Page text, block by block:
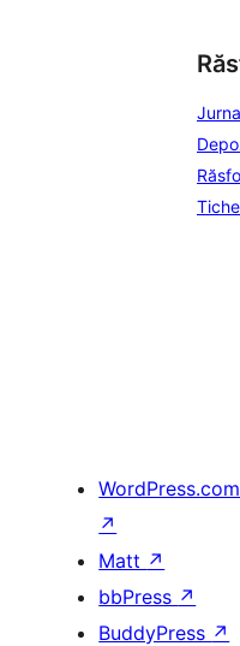
WordPress.com
↗
Matt ↗
bbPress ↗
BuddyPress ↗